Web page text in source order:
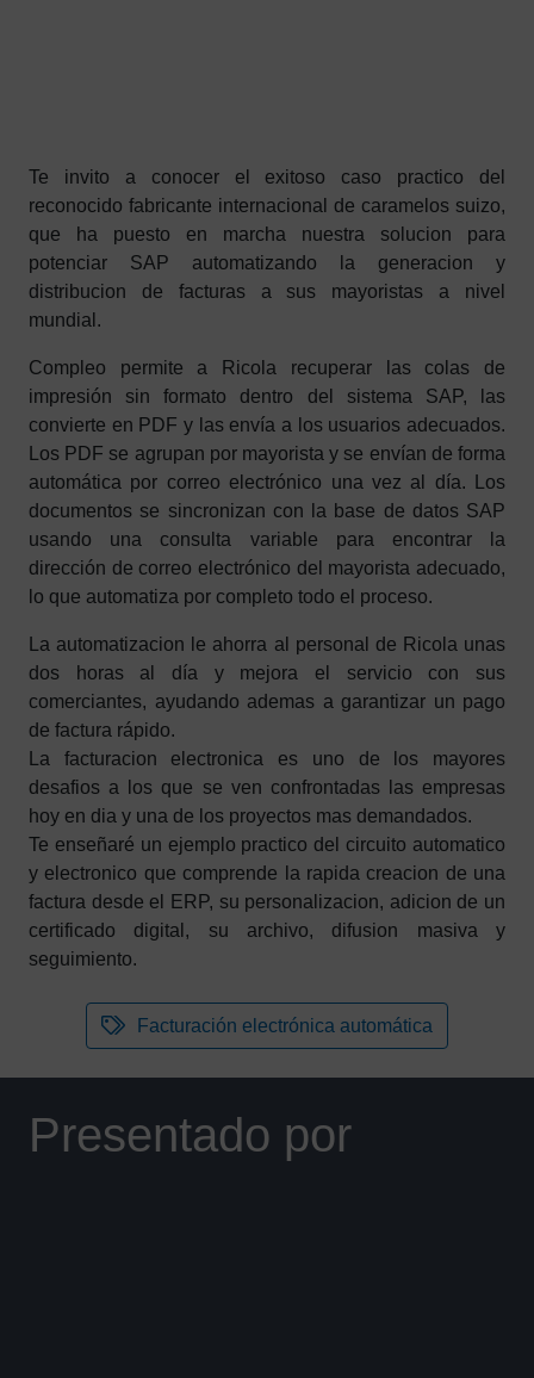
Te invito a conocer el exitoso caso practico del
reconocido fabricante internacional de caramelos suizo,
que ha puesto en marcha nuestra solucion para
potenciar SAP automatizando la generacion y
distribucion de facturas a sus mayoristas a nivel
mundial.
Compleo permite a Ricola recuperar las colas de
impresión sin formato dentro del sistema SAP, las
convierte en PDF y las envía a los usuarios adecuados.
Los PDF se agrupan por mayorista y se envían de forma
automática por correo electrónico una vez al día. Los
documentos se sincronizan con la base de datos SAP
usando una consulta variable para encontrar la
dirección de correo electrónico del mayorista adecuado,
lo que automatiza por completo todo el proceso.
La automatizacion le ahorra al personal de Ricola unas
dos horas al día y mejora el servicio con sus
comerciantes, ayudando ademas a garantizar un pago
de factura rápido.
La facturacion electronica es uno de los mayores
desafios a los que se ven confrontadas las empresas
hoy en dia y una de los proyectos mas demandados.
Te enseñaré un ejemplo practico del circuito automatico
y electronico que comprende la rapida creacion de una
factura desde el ERP, su personalizacion, adicion de un
certificado digital, su archivo, difusion masiva y
seguimiento.
Facturación electrónica automática
Presentado por